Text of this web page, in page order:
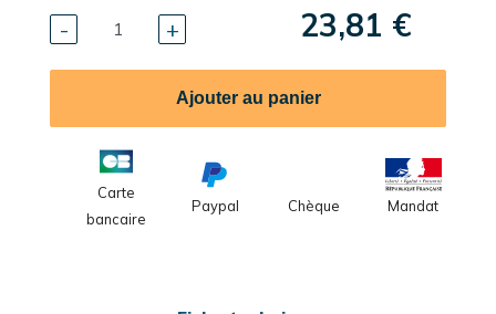
- + 23,81 €
Ajouter au panier
Carte
bancaire
Paypal Chèque Mandat